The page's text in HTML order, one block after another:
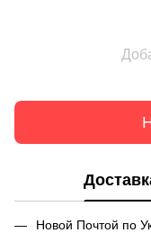
Новой Почтой по